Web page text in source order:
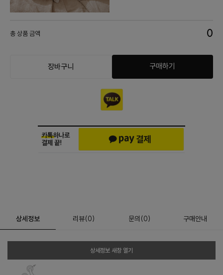
총 상품 금액 0
장바구니 구매하기
상세정보 리뷰(0) 문의 (0) 구매안내
상세정보 새창 열기